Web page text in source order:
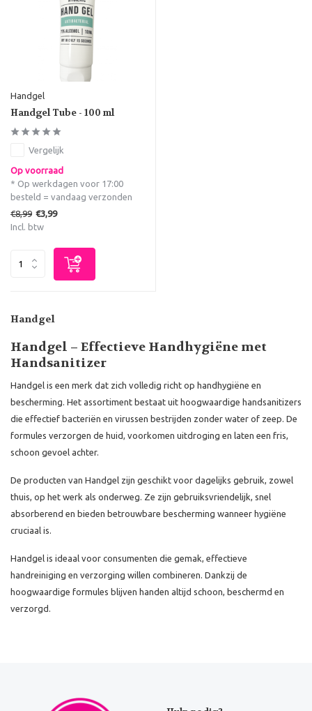
Handgel
Handgel Tube - 100 ml
Vergelijk
Op voorraad
* Op werkdagen voor 17:00
besteld = vandaag verzonden
€8,99 €3,99
Incl. btw
Handgel
Handgel – Effectieve Handhygiëne met
Handsanitizer
Handgel is een merk dat zich volledig richt op handhygiëne en
bescherming. Het assortiment bestaat uit hoogwaardige handsanitizers
die effectief bacteriën en virussen bestrijden zonder water of zeep. De
formules verzorgen de huid, voorkomen uitdroging en laten een fris,
schoon gevoel achter.
De producten van Handgel zijn geschikt voor dagelijks gebruik, zowel
thuis, op het werk als onderweg. Ze zijn gebruiksvriendelijk, snel
absorberend en bieden betrouwbare bescherming wanneer hygiëne
cruciaal is.
Handgel is ideaal voor consumenten die gemak, effectieve
handreiniging en verzorging willen combineren. Dankzij de
hoogwaardige formules blijven handen altijd schoon, beschermd en
verzorgd.